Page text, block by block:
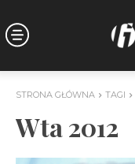
STRONA GŁÓWNA TAGI
Wta 2012